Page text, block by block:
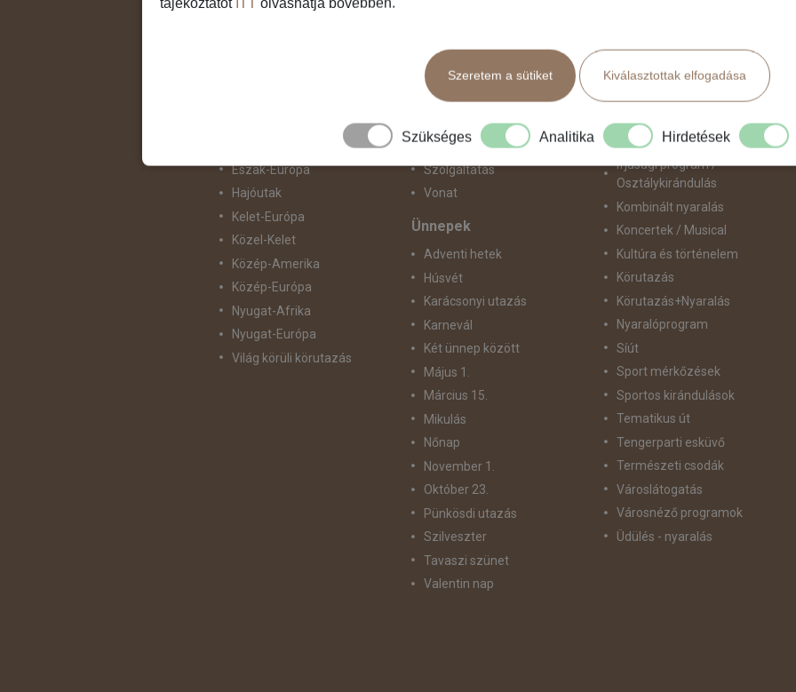
Ázsia
Észak-Európa
Hajóutak
Kelet-Európa
Közel-Kelet
Közép-Amerika
Közép-Európa
Nyugat-Afrika
Nyugat-Európa
Világ körüli körutazás
Fly & Drive
Hajó
repülő+busz
repülő+hajó
Repülővel
Szolgáltatás
Vonat
Ünnepek
Adventi hetek
Húsvét
Karácsonyi utazás
Karnevál
Két ünnep között
Május 1.
Március 15.
Mikulás
Nőnap
November 1.
Október 23.
Pünkösdi utazás
Szilveszter
Tavaszi szünet
Valentin nap
Egzotikus út
Fesztiválok
Golfút
Gyalogtúra
Hajóút
Ifjúsági program /
Osztálykirándulás
Kombinált nyaralás
Koncertek / Musical
Kultúra és történelem
Körutazás
Körutazás+Nyaralás
Nyaralóprogram
Síút
Sport mérkőzések
Sportos kirándulások
Tematikus út
Tengerparti esküvő
Természeti csodák
Városlátogatás
Városnéző programok
Üdülés - nyaralás
Szeretem a sütiket Kiválasztottak elfogadása
Szükséges Analitika Hirdetések